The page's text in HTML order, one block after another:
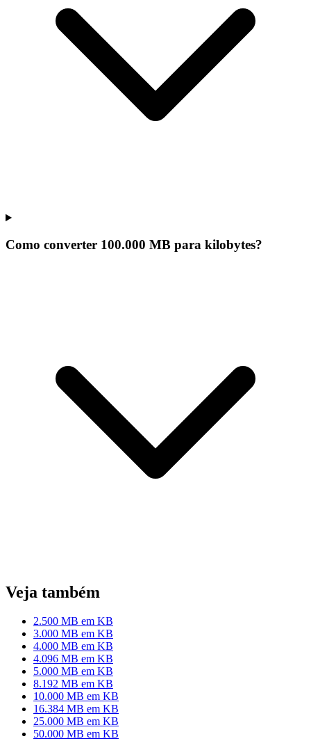
Como converter 100.000 MB para kilobytes?
Veja também
2.500 MB em KB
3.000 MB em KB
4.000 MB em KB
4.096 MB em KB
5.000 MB em KB
8.192 MB em KB
10.000 MB em KB
16.384 MB em KB
25.000 MB em KB
50.000 MB em KB